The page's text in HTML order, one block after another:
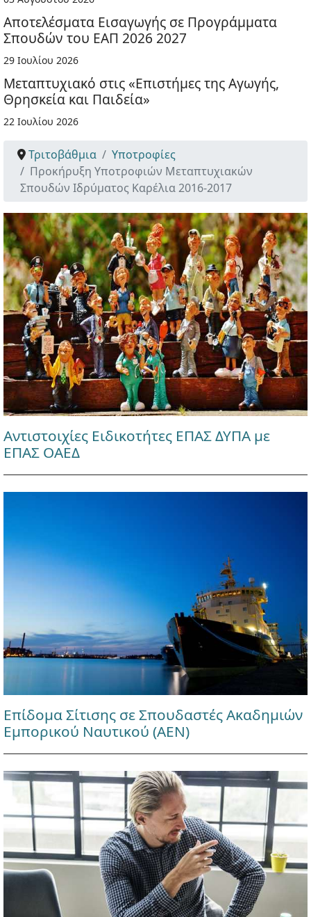
Αποτελέσματα Εισαγωγής σε Προγράμματα
Σπουδών του ΕΑΠ 2026 2027
29 Ιουλίου 2026
Μεταπτυχιακό στις «Επιστήμες της Αγωγής,
Θρησκεία και Παιδεία»
22 Ιουλίου 2026
Τριτοβάθμια
Υποτροφίες
Προκήρυξη Υποτροφιών Μεταπτυχιακών
Σπουδών Ιδρύματος Καρέλια 2016-2017
Αντιστοιχίες Ειδικοτήτες ΕΠΑΣ ΔΥΠΑ με
ΕΠΑΣ ΟΑΕΔ
Επίδομα Σίτισης σε Σπουδαστές Ακαδημιών
Εμπορικού Ναυτικού (ΑΕΝ)